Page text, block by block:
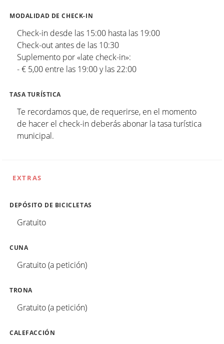
MODALIDAD DE CHECK-IN
Check-in desde las 15:00 hasta las 19:00
Check-out antes de las 10:30
Suplemento por «late check-in»:
- € 5,00 entre las 19:00 y las 22:00
TASA TURÍSTICA
Te recordamos que, de requerirse, en el momento
de hacer el check-in deberás abonar la tasa turística
municipal.
EXTRAS
DEPÓSITO DE BICICLETAS
Gratuito
CUNA
Gratuito (a petición)
TRONA
Gratuito (a petición)
CALEFACCIÓN